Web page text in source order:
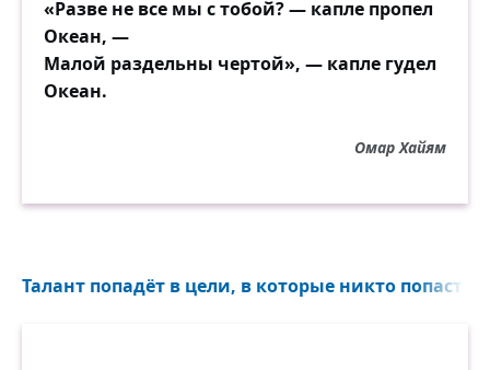
«Разве не все мы с тобой? — капле пропел
Океан, —
Малой раздельны чертой», — капле гудел
Океан.
Омар Хайям
Талант попадёт в цели, в которые никто попасть